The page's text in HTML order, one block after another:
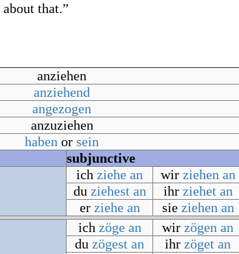
about that.”
anziehen
anziehend
angezogen
anzuziehen
haben or sein
subjunctive
ich ziehe an wir ziehen an
du ziehest an ihr ziehet an
er ziehe an sie ziehen an
ich zöge an wir zögen an
du zögest an ihr zöget an